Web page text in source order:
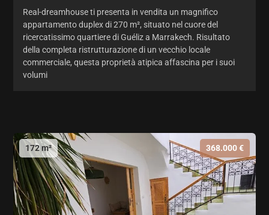
Real-dreamhouse ti presenta in vendita un magnifico
appartamento duplex di 270 m², situato nel cuore del
ricercatissimo quartiere di Guéliz a Marrakech. Risultato
della completa ristrutturazione di un vecchio locale
commerciale, questa proprietà atipica affascina per i suoi
volumi
172 m² 368.000 €